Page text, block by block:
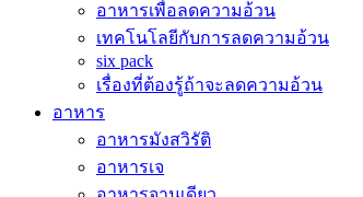
อาหารเพื่อลดความอ้วน
เทคโนโลยีกับการลดความอ้วน
six pack
เรื่องที่ต้องรู้ถ้าจะลดความอ้วน
อาหาร
อาหารมังสวิรัติ
อาหารเจ